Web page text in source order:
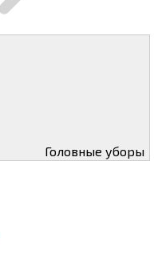
Головные уборы